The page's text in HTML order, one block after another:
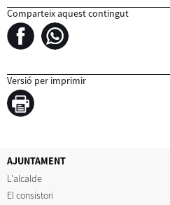
Comparteix aquest contingut
Versió per imprimir
AJUNTAMENT
L'alcalde
El consistori